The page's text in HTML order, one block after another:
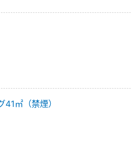
41㎡（禁煙）